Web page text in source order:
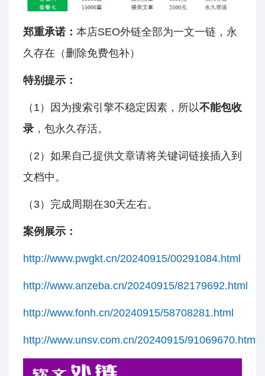
郑重承诺： 本店SEO外链全部为一文一链，永
久存在（删除免费包补）
特别提示：
（1）因为搜索引擎不稳定因素，所以不能包收
录 ，包永久存活。
（2）如果自己提供文章请将关键词链接插入到
文档中。
（3）完成周期在30天左右。
案例展示：
http://www.pwgkt.cn/20240915/00291084.html
http://www.anzeba.cn/20240915/82179692.html
http://www.fonh.cn/20240915/58708281.html
http://www.unsv.com.cn/20240915/91069670.html